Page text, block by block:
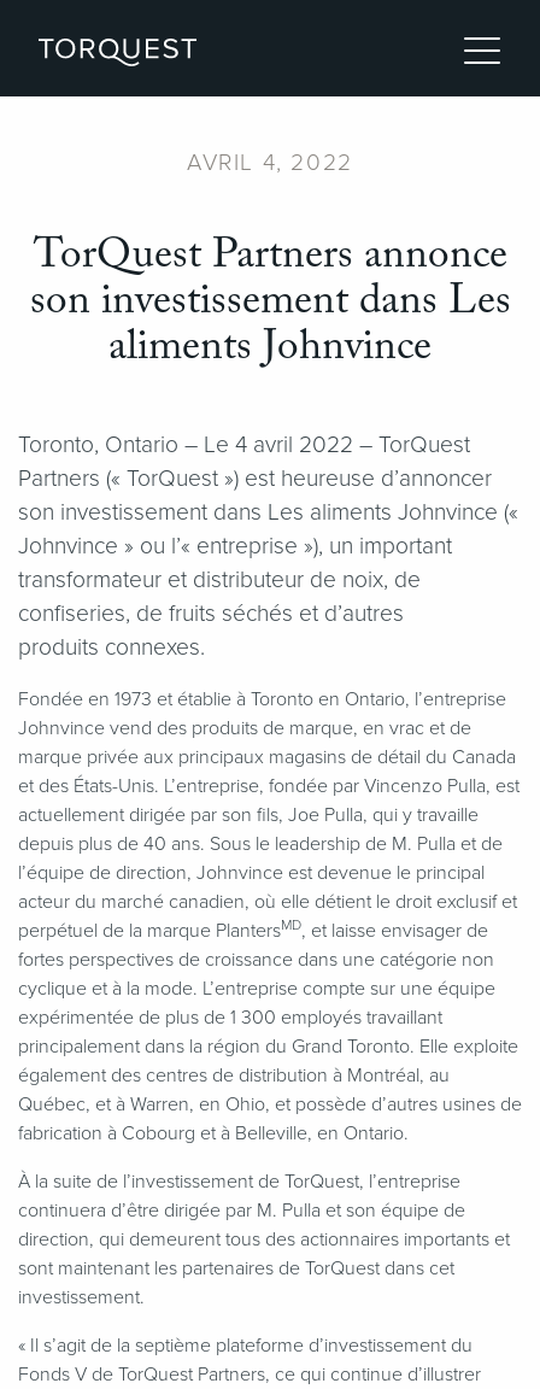
AVRIL 4, 2022
TorQuest Partners annonce
son investissement dans Les
aliments Johnvince
Toronto, Ontario – Le 4 avril 2022 – TorQuest
Partners (« TorQuest ») est heureuse d’annoncer
son investissement dans Les aliments Johnvince («
Johnvince » ou l’« entreprise »), un important
transformateur et distributeur de noix, de
confiseries, de fruits séchés et d’autres
produits connexes.
Fondée en 1973 et établie à Toronto en Ontario, l’entreprise
Johnvince vend des produits de marque, en vrac et de
marque privée aux principaux magasins de détail du Canada
et des États-Unis. L’entreprise, fondée par Vincenzo Pulla, est
actuellement dirigée par son fils, Joe Pulla, qui y travaille
depuis plus de 40 ans. Sous le leadership de M. Pulla et de
l’équipe de direction, Johnvince est devenue le principal
acteur du marché canadien, où elle détient le droit exclusif et
perpétuel de la marque PlantersMD, et laisse envisager de
fortes perspectives de croissance dans une catégorie non
cyclique et à la mode. L’entreprise compte sur une équipe
expérimentée de plus de 1 300 employés travaillant
principalement dans la région du Grand Toronto. Elle exploite
également des centres de distribution à Montréal, au
Québec, et à Warren, en Ohio, et possède d’autres usines de
fabrication à Cobourg et à Belleville, en Ontario.
À la suite de l’investissement de TorQuest, l’entreprise
continuera d’être dirigée par M. Pulla et son équipe de
direction, qui demeurent tous des actionnaires importants et
sont maintenant les partenaires de TorQuest dans cet
investissement.
« Il s’agit de la septième plateforme d’investissement du
Fonds V de TorQuest Partners, ce qui continue d’illustrer